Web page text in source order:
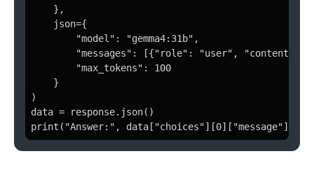
    },
    json={
        "model": "gemma4:31b",
"messages": [{"role": "user", "content":
        "max_tokens": 100
    }
)
data = response.json()
print("Answer:",